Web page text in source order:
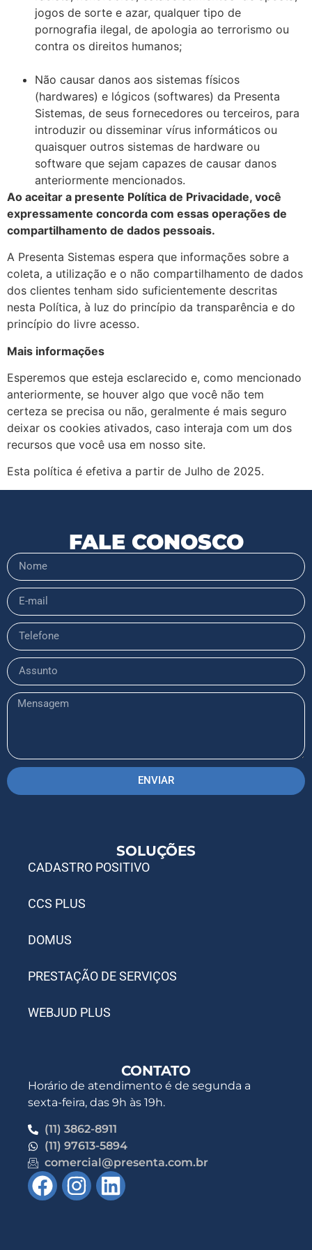
jogos de sorte e azar, qualquer tipo de
pornografia ilegal, de apologia ao terrorismo ou
contra os direitos humanos;
Não causar danos aos sistemas físicos
(hardwares) e lógicos (softwares) da Presenta
Sistemas, de seus fornecedores ou terceiros, para
introduzir ou disseminar vírus informáticos ou
quaisquer outros sistemas de hardware ou
software que sejam capazes de causar danos
anteriormente mencionados.
Ao aceitar a presente Política de Privacidade, você
expressamente concorda com essas operações de
compartilhamento de dados pessoais.
A Presenta Sistemas espera que informações sobre a
coleta, a utilização e o não compartilhamento de dados
dos clientes tenham sido suficientemente descritas
nesta Política, à luz do princípio da transparência e do
princípio do livre acesso.
Mais informações
Esperemos que esteja esclarecido e, como mencionado
anteriormente, se houver algo que você não tem
certeza se precisa ou não, geralmente é mais seguro
deixar os cookies ativados, caso interaja com um dos
recursos que você usa em nosso site.
Esta política é efetiva a partir de Julho de 2025.
FALE CONOSCO
ENVIAR
SOLUÇÕES
CADASTRO POSITIVO
CCS PLUS
DOMUS
PRESTAÇÃO DE SERVIÇOS
WEBJUD PLUS
CONTATO
Horário de atendimento é de segunda a
sexta-feira, das 9h às 19h.
(11) 3862-8911
(11) 97613-5894
comercial@presenta.com.br